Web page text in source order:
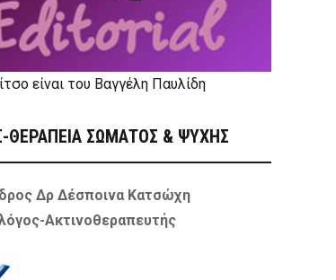
είναι του Βαγγέλη Παυλίδη
ΘΕΡΑΠΕΙΑ ΣΩΜΑΤΟΣ & ΨΥΧΗΣ
Δρ Δέσποινα Κατσώχη
Ακτινοθεραπευτής